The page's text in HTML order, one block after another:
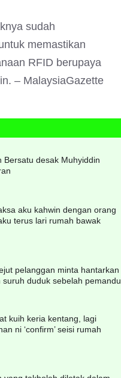
sudah
memastikan
RFID berupaya
– MalaysiaGazette
Bersatu desak Muhyiddin
aku kahwin dengan orang
terus lari rumah bawak
pelanggan minta hantarkan
suruh duduk sebelah pemandu
kuih keria kentang, lagi
ni ‘confirm’ seisi rumah